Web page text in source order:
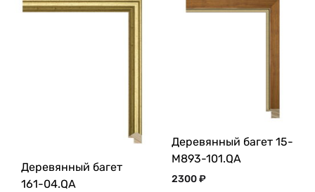
Деревянный багет
161-04.QA
Деревянный багет 15-
M893-101.QA
2300₽